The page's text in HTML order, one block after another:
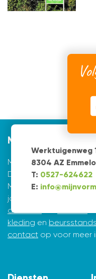
Werktuigenweg
8304 AZ
T: 0527-624622
E:
Mijnvormgever
Mijnvormgever.nl: een
De creatieve
Marius de Vries en Erik
jarenlange ervaring in
drukwerk
kleding en beursstands
contact op voor meer